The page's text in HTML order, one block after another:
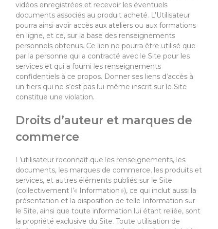
vidéos enregistrées et recevoir les éventuels
documents associés au produit acheté. L’Utilisateur
pourra ainsi avoir accès aux ateliers ou auxformations
en ligne, et ce, sur la base des renseignements
personnels obtenus. Ce lien ne pourra être utilisé que
par la personne qui a contracté avec le Site pour les
services et qui a fourni les renseignements
confidentiels à ce propos. Donner ses liens d’accès à
un tiers qui ne s’est pas lui-même inscrit sur le Site
constitue une violation.
Droits d’auteur et marques de
commerce
L’utilisateur reconnaît que les renseignements, les
documents, les marques de commerce, les produits et
services, et autres éléments publiés sur le Site
(collectivement l’« Information »), ce qui inclut aussi la
présentation et la disposition de telle Information sur
le Site, ainsi que toute information lui étant reliée, sont
la propriété exclusive du Site. Toute utilisation de